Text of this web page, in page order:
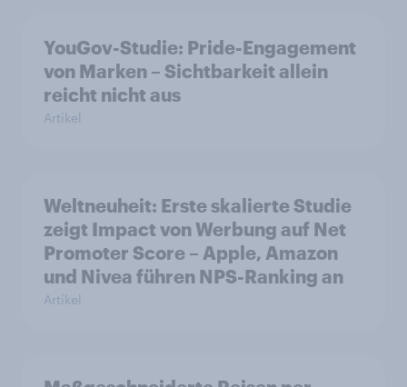
YouGov-Studie: Pride-Engagement
von Marken – Sichtbarkeit allein
reicht nicht aus
Artikel
Weltneuheit: Erste skalierte Studie
zeigt Impact von Werbung auf Net
Promoter Score – Apple, Amazon
und Nivea führen NPS-Ranking an
Artikel